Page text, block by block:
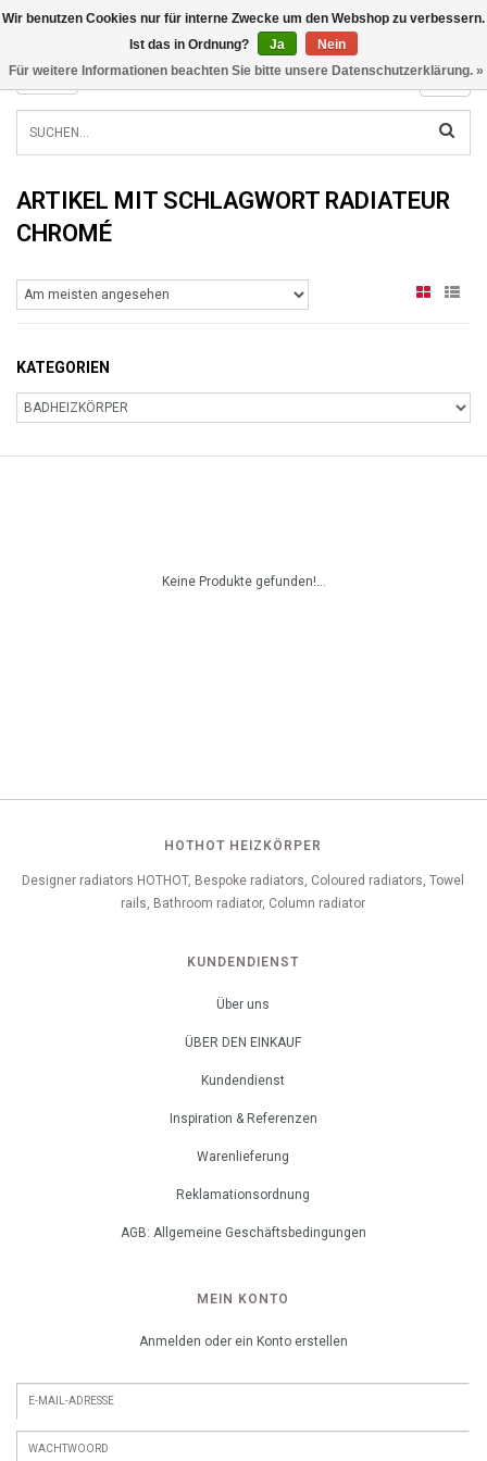
INFO@RADIATORS.SHOP
MENU
ARTIKEL MIT SCHLAGWORT RADIATEUR
CHROMÉ
KATEGORIEN
Keine Produkte gefunden!...
HOTHOT HEIZKÖRPER
Designer radiators HOTHOT, Bespoke radiators, Coloured radiators, Towel
rails, Bathroom radiator, Column radiator
KUNDENDIENST
Über uns
ÜBER DEN EINKAUF
Kundendienst
Inspiration & Referenzen
Warenlieferung
Reklamationsordnung
AGB: Allgemeine Geschäftsbedingungen
MEIN KONTO
Anmelden oder ein Konto erstellen
Wir benutzen Cookies nur für interne Zwecke um den Webshop zu verbessern.
Ist das in Ordnung?
Ja
Nein
Für weitere Informationen beachten Sie bitte unsere Datenschutzerklärung. »